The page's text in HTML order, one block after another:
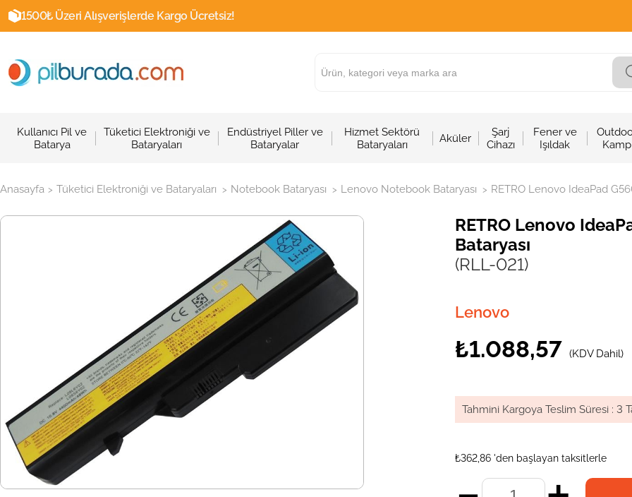
1500₺ Üzeri Alışverişlerde Kargo Ücretsiz!
Kullanıcı Pil ve
Batarya
Tüketici Elektroniği ve
Bataryaları
Endüstriyel Piller ve
Bataryalar
Hizmet Sektörü
Bataryaları
Aküler
Şarj
Cihazı
Fener ve
Işıldak
Kamp
Anasayfa > Tüketici Elektroniği ve Bataryaları > Notebook Bataryası > Lenovo Notebook Bataryası > RETRO Lenovo IdeaPad
RETRO Lenovo
Bataryası
(RLL-021)
Lenovo
₺1.088,57 (KDV Dahil)
Tahmini Kargoya Teslim Süresi : 3
₺362,86 'den başlayan taksitlerle